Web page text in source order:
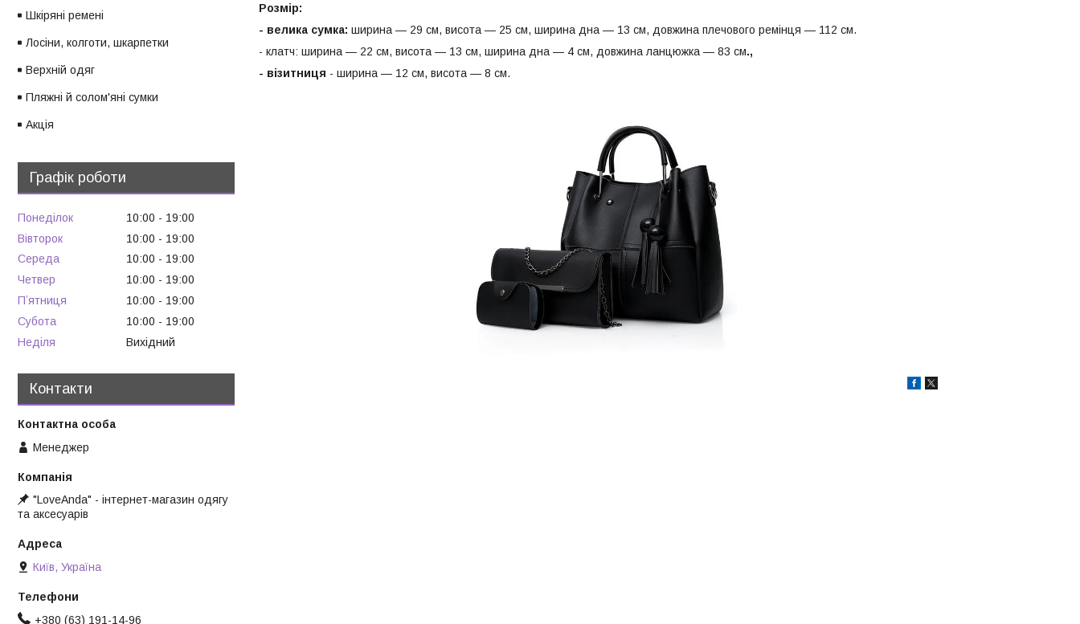
Розмір:
- велика сумка: ширина — 29 см, висота — 25 см, ширина дна — 13 см, довжина плечового ремінця — 112 см.
- клатч: ширина — 22 см, висота — 13 см, ширина дна — 4 см, довжина ланцюжка — 83 см.,
- візитниця - ширина — 12 см, висота — 8 см.
Шкіряні ремені
Лосіни, колготи, шкарпетки
Верхній одяг
Пляжні й солом'яні сумки
Акція
Графік роботи
Понеділок 10:00
19:00
Вівторок
10:00
19:00
Середа
10:00
19:00
Четвер
10:00
19:00
Пʼятниця
10:00
19:00
Субота
10:00
19:00
Неділя
Вихідний
Контакти
Менеджер
"LoveAnda" - інтернет-магазин одягу
та аксесуарів
Київ, Україна
+380 (63) 191-14-96